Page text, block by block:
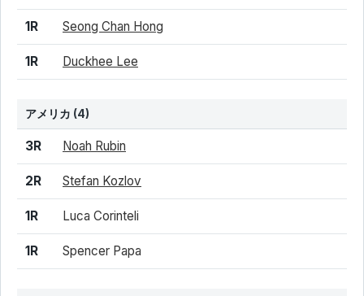
1R Seong Chan Hong
1R Duckhee Lee
アメリカ (4)
結果 シード 選手名
3R Noah Rubin
2R Stefan Kozlov
1R Luca Corinteli
1R Spencer Papa